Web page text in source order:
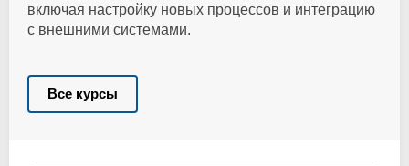
включая настройку новых процессов и интеграцию
с внешними системами.
Все курсы